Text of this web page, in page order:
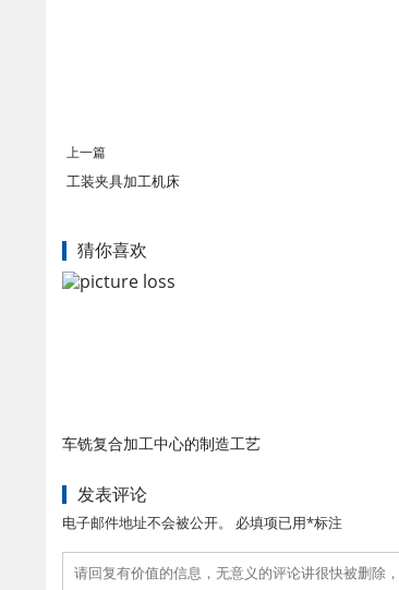
上一篇
工装夹具加工机床
猜你喜欢
车铣复合加工中心的制造工艺
发表评论
电子邮件地址不会被公开。 必填项已用*标注